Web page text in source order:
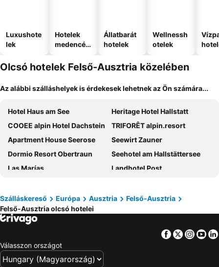
Luxushote
lek
Hotelek
medencév
Állatbarát
hotelek
Wellnessh
otelek
Olcsó hotelek Felső-Ausztria közelében
Az alábbi szálláshelyek is érdekesek lehetnek az Ön számára...
Hotel Haus am See
Heritage Hotel Hallstatt
COOEE alpin Hotel Dachstein
TRIFORÊT alpin.resort
Apartment House Seerose
Seewirt Zauner
Dormio Resort Obertraun
Seehotel am Hallstättersee
Las Marías
Landhotel Post
Mama Muh
Best Western Parkhotel Hagenberg
Gasthof zur Post
Gjaid Alm
Seehotel Grüner Baum
Hotel Grand Elisabeth
Szálláskereső Európa Ausztria
Felső-Ausztria
Felső-Ausztria olcsó hotelei
Facebook
Twitter
Válasszon országot